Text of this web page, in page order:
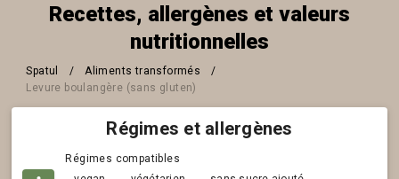
Recettes, allergènes et valeurs
nutritionnelles
Spatul / Aliments transformés
/
Levure boulangère (sans gluten)
Régimes et allergènes
Régimes compatibles